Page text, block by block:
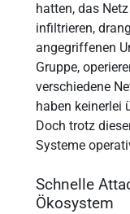
hatten, das
infiltrieren,
angegriffenen
Gruppe,
verschiedene
haben keinerlei
Doch trotz
Systeme
Schnelle
Ökosystem